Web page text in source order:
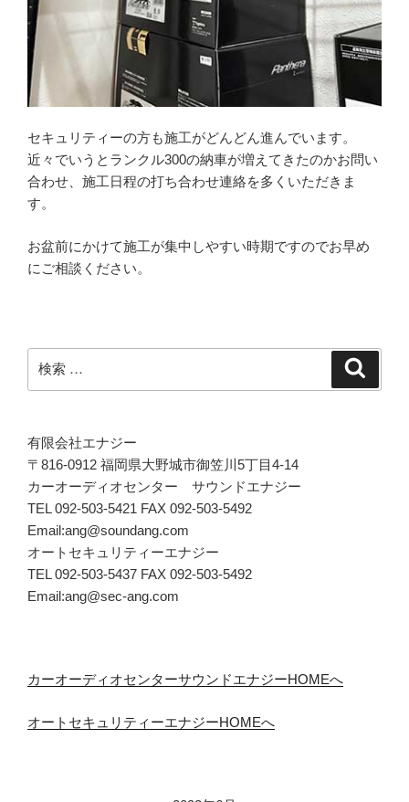
セキュリティーの方も施工がどんどん進んでいます。
近々でいうとランクル300の納車が増えてきたのかお問い
合わせ、施工日程の打ち合わせ連絡を多くいただきま
す。
お盆前にかけて施工が集中しやすい時期ですのでお早め
にご相談ください。
検
索:
有限会社エナジー
〒816-0912 福岡県大野城市御笠川5丁目4-14
カーオーディオセンター サウンドエナジー
TEL 092-503-5421 FAX 092-503-5492
Email:ang@soundang.com
オートセキュリティーエナジー
TEL 092-503-5437 FAX 092-503-5492
Email:ang@sec-ang.com
カーオーディオセンターサウンドエナジーHOMEへ
オートセキュリティーエナジーHOMEへ